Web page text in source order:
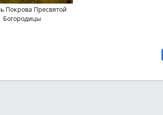
Покрова Пресвятой
Богородицы